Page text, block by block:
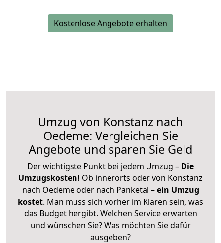
Kostenlose Angebote erhalten
Umzug von Konstanz nach
Oedeme: Vergleichen Sie
Angebote und sparen Sie Geld
Der wichtigste Punkt bei jedem Umzug – Die
Umzugskosten! Ob innerorts oder von Konstanz
nach Oedeme oder nach Panketal –ein Umzug
kostet. Man muss sich vorher im Klaren sein, was
das Budget hergibt. Welchen Service erwarten
und wünschen Sie? Was möchten Sie dafür
ausgeben?